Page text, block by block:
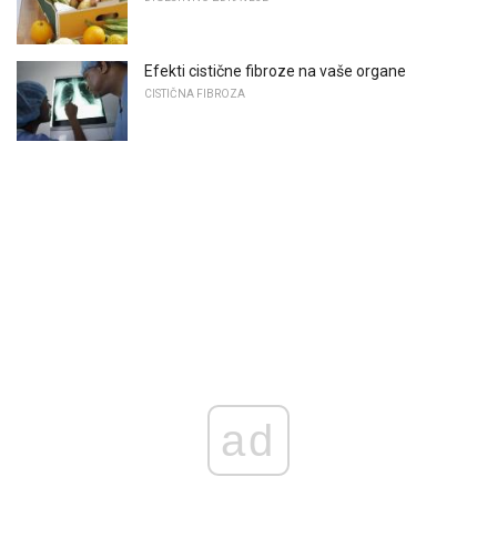
Efekti cistične fibroze na vaše organe
CISTIČNA FIBROZA
ad